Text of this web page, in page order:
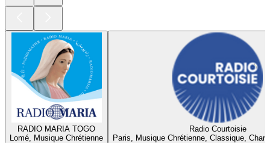
RADIO MARIA TOGO
Lomé, Musique Chrétienne
Radio Courtoisie
Paris, Musique Chrétienne, Classique,